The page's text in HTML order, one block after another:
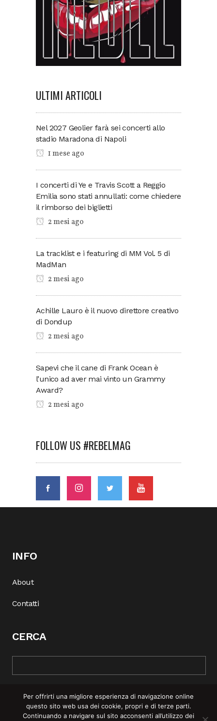
ULTIMI ARTICOLI
Nel 2027 Geolier farà sei concerti allo
stadio Maradona di Napoli
1 mese ago
I concerti di Ye e Travis Scott a Reggio
Emilia sono stati annullati: come chiedere
il rimborso dei biglietti
2 mesi ago
La tracklist e i featuring di MM Vol. 5 di
MadMan
2 mesi ago
Achille Lauro è il nuovo direttore creativo
di Dondup
2 mesi ago
Sapevi che il cane di Frank Ocean è
l’unico ad aver mai vinto un Grammy
Award?
2 mesi ago
FOLLOW US #REBELMAG
INFO
About
Contatti
CERCA
Per offrirti una migliore esperienza di navigazione online
questo sito web usa dei cookie, propri e di terze parti.
Continuando a navigare sul sito acconsenti all’utilizzo dei